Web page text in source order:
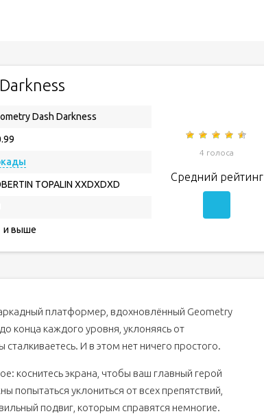
Dash Darkness
TOPALIN XXDXDXD
и выше
4 голоса
Средний рейтинг
платформер, вдохновлённый Geometry
конца каждого уровня, уклоняясь от
И в этом нет ничего простого.
коснитесь экрана, чтобы ваш главный герой
уклониться от всех препятствий,
подвиг, которым справятся немногие.